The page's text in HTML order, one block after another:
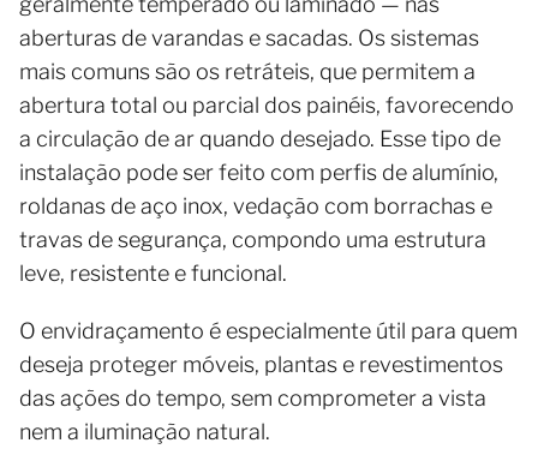
aberturas de varandas e sacadas. Os sistemas
mais comuns são os retráteis, que permitem a
abertura total ou parcial dos painéis, favorecendo
a circulação de ar quando desejado. Esse tipo de
instalação pode ser feito com perfis de alumínio,
roldanas de aço inox, vedação com borrachas e
travas de segurança, compondo uma estrutura
leve, resistente e funcional.
O envidraçamento é especialmente útil para quem
deseja proteger móveis, plantas e revestimentos
das ações do tempo, sem comprometer a vista
nem a iluminação natural.